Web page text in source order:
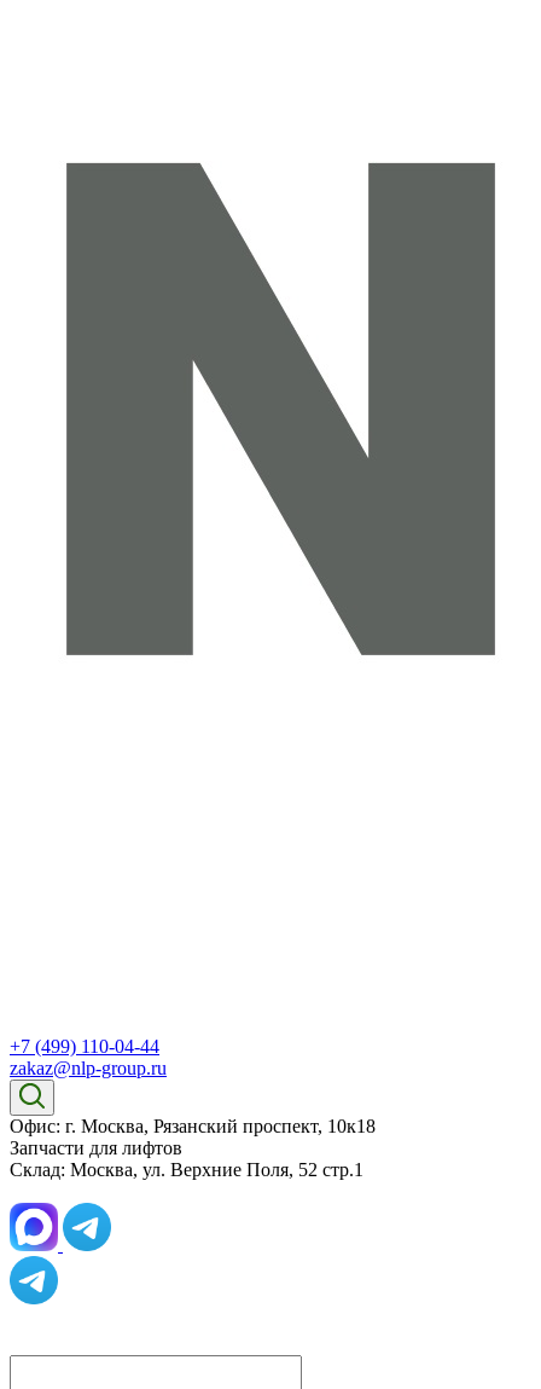
+7 (499) 110-04-44
zakaz@nlp-group.ru
Офис: г. Москва, Рязанский проспект, 10к18
Запчасти для лифтов
Склад: Москва, ул. Верхние Поля, 52 стр.1